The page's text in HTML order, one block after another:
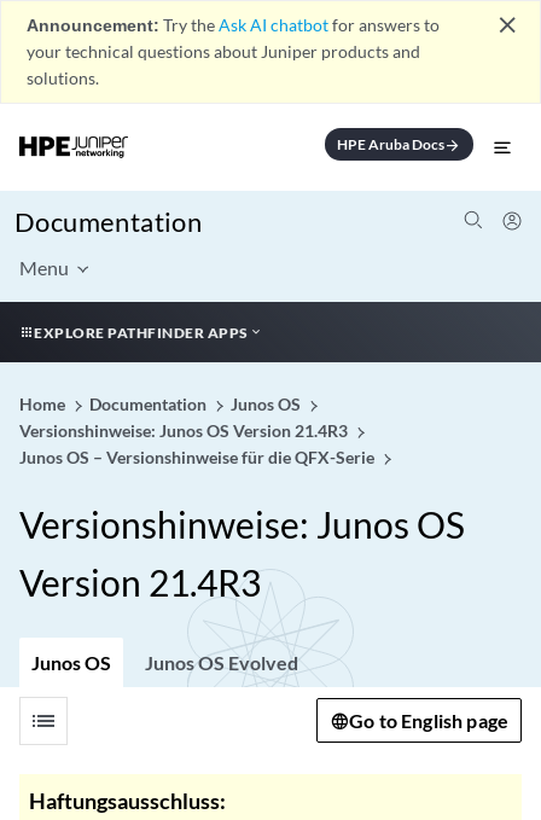
Announcement: Try theAsk AI chatbotfor answers to
your technical questions about Juniper products and
solutions.
close
HPE Aruba Docsarrow_forward
Documentation
Menu
EXPLORE PATHFINDER APPS
Home Documentation
Junos OS
Versionshinweise: Junos OS Version 21.4R3
Junos OS – Versionshinweise für die QFX-Serie
Versionshinweise: Junos OS
Version 21.4R3
Junos OS Junos OS Evolved
list Go to English page
Haftungsausschluss: